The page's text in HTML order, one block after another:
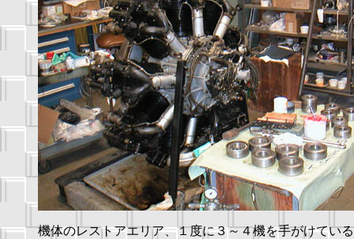
機体のレストアエリア、１度に３～４機を手がけてい